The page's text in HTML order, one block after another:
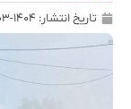
تاریخ انتشار: ۱۴۰۴-۰۳-۱۶